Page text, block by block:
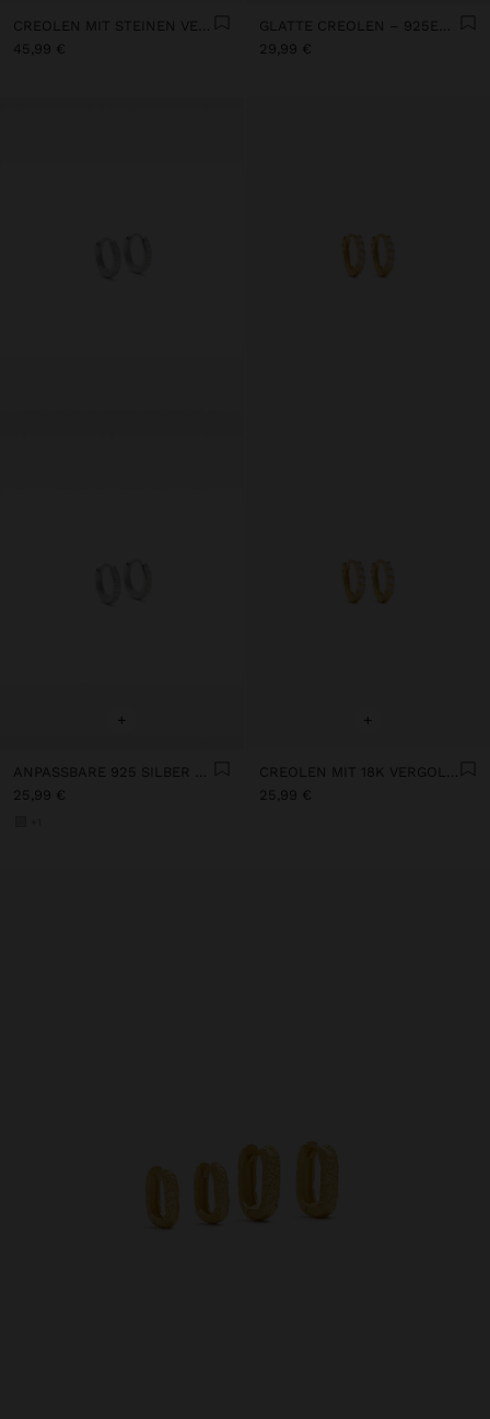
45,99 €
29,99 €
+
ANPASSBARE 925 SILBER OHRRINGE MIT ZIRKONIA
25,99 €
+
CREOLEN MIT 18K VERGOLDUNG – 925ER STERLINGSILBER
25,99 €